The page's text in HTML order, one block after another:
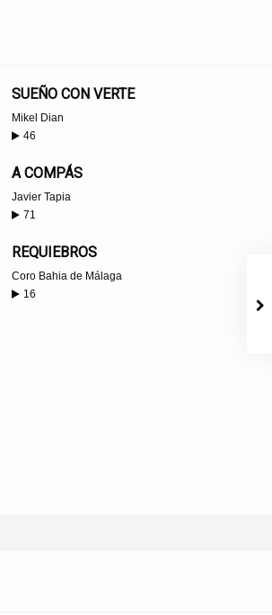
SUEÑO CON VERTE
Mikel Dian
46
A COMPÁS
Javier Tapia
71
REQUIEBROS
Coro Bahia de Málaga
16